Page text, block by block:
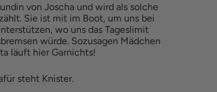
von Joscha und wird als solche
Sie ist mit im Boot, um uns bei
wo uns das Tageslimit
würde. Sozusagen Mädchen
läuft hier Garnichts!
steht Knister.